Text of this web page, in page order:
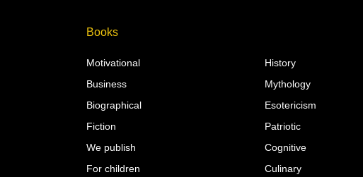
Books
Motivational
Business
Biographical
Fiction
We publish
For children
History
Mythology
Esotericism
Patriotic
Cognitive
Culinary